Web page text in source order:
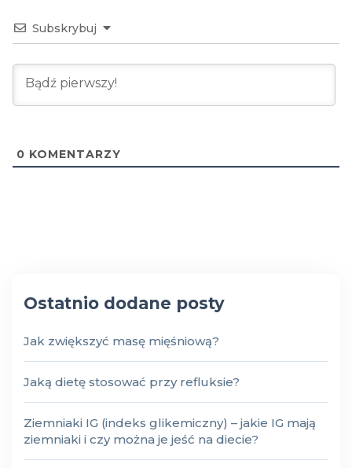
Subskrybuj
0 KOMENTARZY
Ostatnio dodane posty
Jak zwiększyć masę mięśniową?
Jaką dietę stosować przy refluksie?
Ziemniaki IG (indeks glikemiczny) – jakie IG mają
ziemniaki i czy można je jeść na diecie?